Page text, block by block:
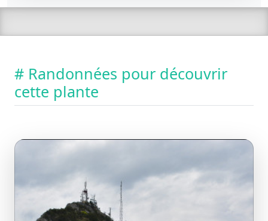
# Randonnées pour découvrir
cette plante